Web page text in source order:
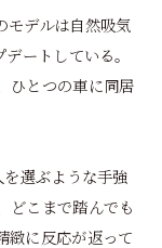
モデルは自然吸気
ートしている。
ひとつの車に同居
選ぶような手強
どこまで踏んでも
緻に反応が返って